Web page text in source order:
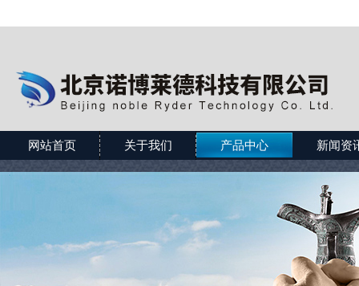
网站首页 关于我们 产品中心 新闻资